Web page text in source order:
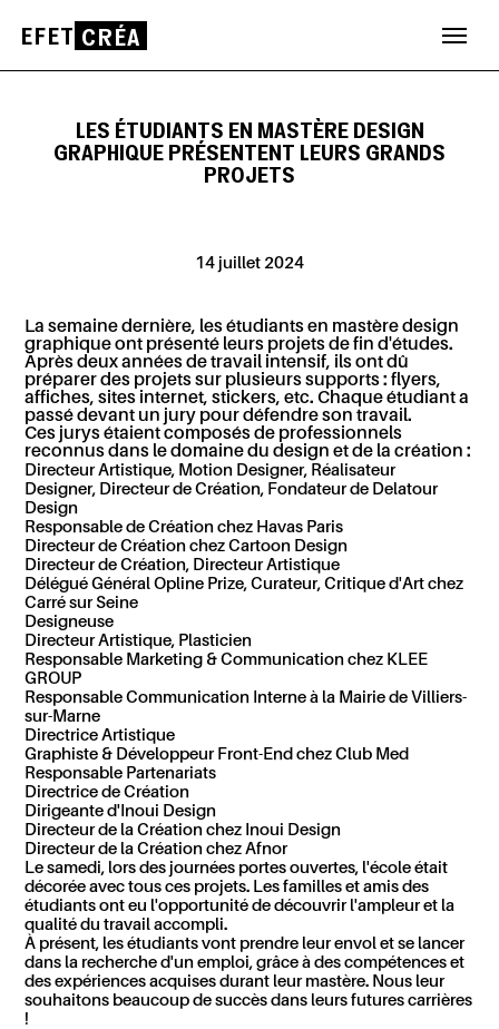
LES ÉTUDIANTS EN MASTÈRE DESIGN
GRAPHIQUE PRÉSENTENT LEURS GRANDS
PROJETS
14 juillet 2024
La semaine dernière, les étudiants en mastère design
graphique ont présenté leurs projets de fin d'études.
Après deux années de travail intensif, ils ont dû
préparer des projets sur plusieurs supports : flyers,
affiches, sites internet, stickers, etc. Chaque étudiant a
passé devant un jury pour défendre son travail.
Ces jurys étaient composés de professionnels
reconnus dans le domaine du design et de la création :
Directeur Artistique, Motion Designer, Réalisateur
Designer, Directeur de Création, Fondateur de Delatour
Design
Responsable de Création chez Havas Paris
Directeur de Création chez Cartoon Design
Directeur de Création, Directeur Artistique
Délégué Général Opline Prize, Curateur, Critique d'Art chez
Carré sur Seine
Designeuse
Directeur Artistique, Plasticien
Responsable Marketing & Communication chez KLEE
GROUP
Responsable Communication Interne à la Mairie de Villiers-
sur-Marne
Directrice Artistique
Graphiste & Développeur Front-End chez Club Med
Responsable Partenariats
Directrice de Création
Dirigeante d'Inoui Design
Directeur de la Création chez Inoui Design
Directeur de la Création chez Afnor
Le samedi, lors des journées portes ouvertes, l'école était
décorée avec tous ces projets. Les familles et amis des
étudiants ont eu l'opportunité de découvrir l'ampleur et la
qualité du travail accompli.
À présent, les étudiants vont prendre leur envol et se lancer
dans la recherche d'un emploi, grâce à des compétences et
des expériences acquises durant leur mastère. Nous leur
souhaitons beaucoup de succès dans leurs futures carrières
!
EFET CRÉA